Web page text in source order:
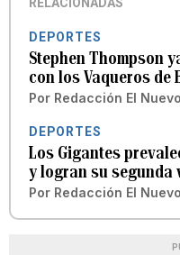
RELACIONADAS
DEPORTES
Stephen Thompson
con los Vaqueros de
Por Redacción El
DEPORTES
Los Gigantes
y logran su segunda
Por Redacción El